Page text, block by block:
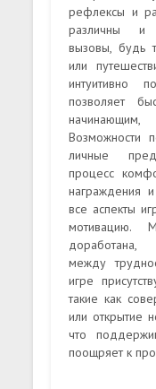
рефлексы и
различны и
вызовы, будь
или
интуитивно
позволяет
Возможности
личные
процесс
награждения
все аспекты
мотивацию.
доработана,
между
игре
такие как
или открытие
что
поощряет к